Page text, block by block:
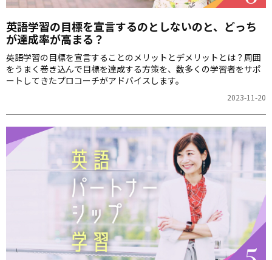
英語学習の目標を宣言するのとしないのと、どっち
が達成率が高まる？
英語学習の目標を宣言することのメリットとデメリットとは？周囲
をうまく巻き込んで目標を達成する方策を、数多くの学習者をサポ
ートしてきたプロコーチがアドバイスします。
2023-11-20